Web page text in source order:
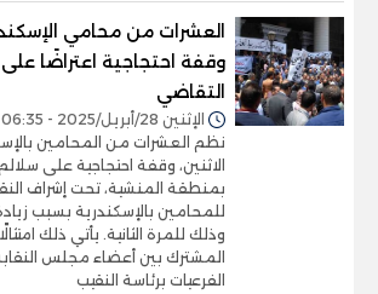
العشرات من محامي
وقفة احتجاجية اعتراضًا
التقاضي
الإثنين 28/أبريل/2025 - 06:35 م
نظم العشرات من المحامين
الاثنين، وقفة احتجاجية على
بمنطقة المنشية، تحت إشراف
للمحامين بالإسكندرية بسبب
وذلك للمرة الثانية. يأتي ذلك
المشترك بين أعضاء مجلس
الفرعيات برئاسة النقيب